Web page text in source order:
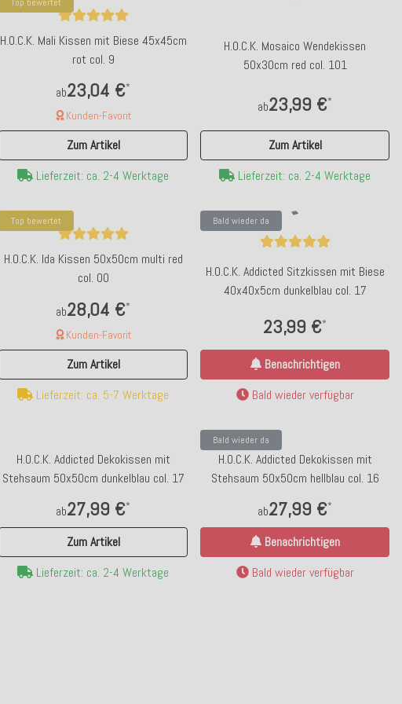
Top bewertet
H.O.C.K. Mali Kissen mit Biese 45x45cm
rot col. 9
ab23,04 €*
Kunden-Favorit
Zum Artikel
Lieferzeit: ca. 2-4 Werktage
H.O.C.K. Mosaico Wendekissen
50x30cm red col. 101
ab23,99 €*
Zum Artikel
Lieferzeit: ca. 2-4 Werktage
Top bewertet
H.O.C.K. Ida Kissen 50x50cm multi red
col. 00
ab28,04 €*
Kunden-Favorit
Zum Artikel
Lieferzeit: ca. 5-7 Werktage
Bald wieder da
H.O.C.K. Addicted Sitzkissen mit Biese
40x40x5cm dunkelblau col. 17
23,99 €*
Benachrichtigen
Bald wieder verfügbar
H.O.C.K. Addicted Dekokissen mit
Stehsaum 50x50cm dunkelblau col. 17
ab27,99 €*
Zum Artikel
Lieferzeit: ca. 2-4 Werktage
Bald wieder da
H.O.C.K. Addicted Dekokissen mit
Stehsaum 50x50cm hellblau col. 16
ab27,99 €*
Benachrichtigen
Bald wieder verfügbar